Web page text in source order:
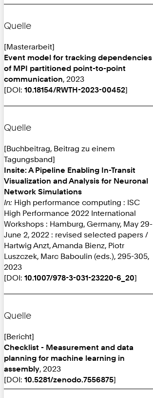
Quelle
[Masterarbeit]
Event model for tracking dependencies
of MPI partitioned point-to-point
communication, 2023
[DOI: 10.18154/RWTH-2023-00452]
Quelle
[Buchbeitrag, Beitrag zu einem
Tagungsband]
Insite: A Pipeline Enabling In-Transit
Visualization and Analysis for Neuronal
Network Simulations
In: High performance computing : ISC
High Performance 2022 International
Workshops : Hamburg, Germany, May 29-
June 2, 2022 : revised selected papers /
Hartwig Anzt, Amanda Bienz, Piotr
Luszczek, Marc Baboulin (eds.), 295-305,
2023
[DOI: 10.1007/978-3-031-23220-6_20]
Quelle
[Bericht]
Checklist - Measurement and data
planning for machine learning in
assembly, 2023
[DOI: 10.5281/zenodo.7556875]